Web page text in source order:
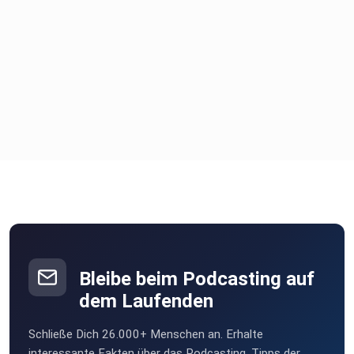
14 Jahren
strafunmündig sind | STERN.de
Bleibe beim Podcasting auf
dem Laufenden
Schließe Dich 26.000+ Menschen an. Erhalte